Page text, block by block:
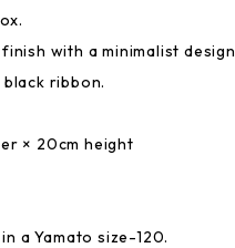
with a minimalist design
ribbon.
× 20cm height
a Yamato size-120.